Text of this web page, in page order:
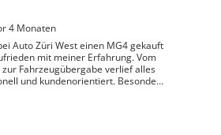
4 Monaten
Auto Züri West einen MG4 gekauft
mit meiner Erfahrung. Vom
Fahrzeugübergabe verlief alles
und kundenorientiert. Besonders
ich die hervorragende Beratung
Er hat sich viel Zeit